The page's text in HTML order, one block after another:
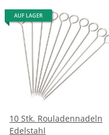
AUF LAGER
10 Stk. Rouladennadeln
Edelstahl